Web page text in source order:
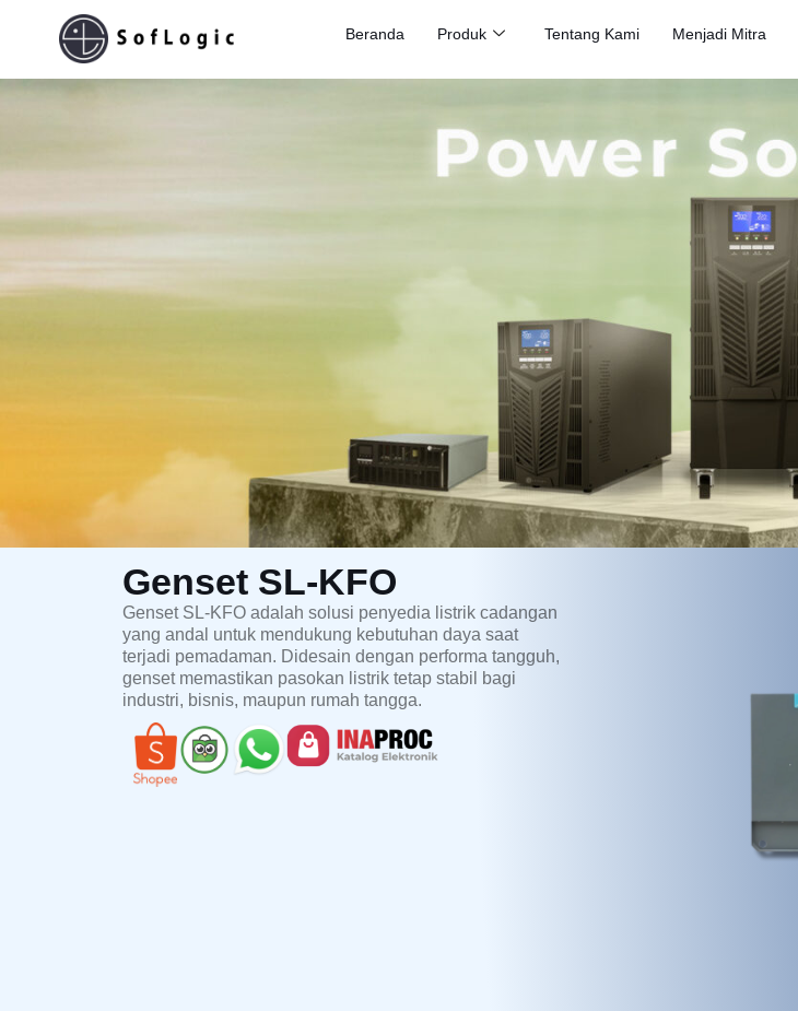
Beranda Produk Tentang Kami Menjadi Mitra
Genset SL-KFO
Genset SL-KFO adalah solusi penyedia listrik cadangan
yang andal untuk mendukung kebutuhan daya saat
terjadi pemadaman. Didesain dengan performa tangguh,
genset memastikan pasokan listrik tetap stabil bagi
industri, bisnis, maupun rumah tangga.